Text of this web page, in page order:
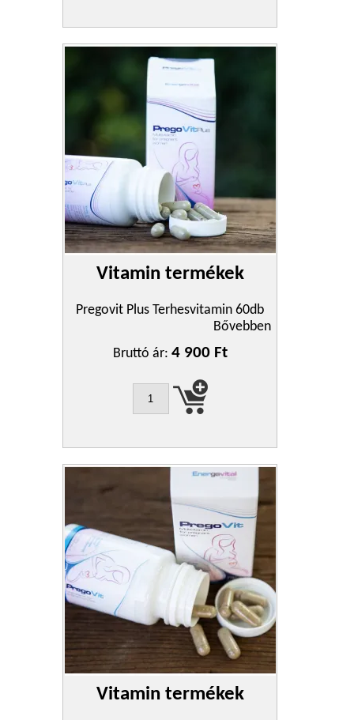
Vitamin termékek
Pregovit Plus Terhesvitamin 60db
Bővebben
Bruttó ár: 4 900 Ft
Vitamin termékek